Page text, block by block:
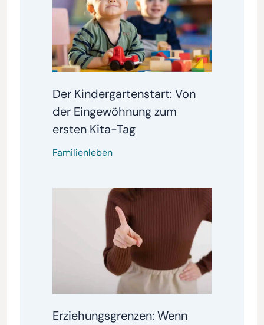
Der Kindergartenstart: Von
der Eingewöhnung zum
ersten Kita-Tag
Familienleben
Erziehungsgrenzen: Wenn